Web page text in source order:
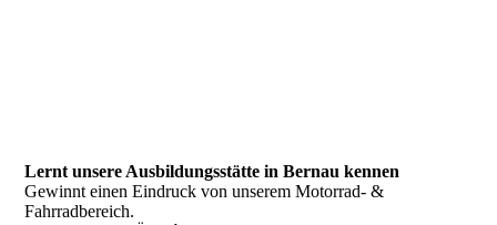
Lernt unsere Ausbildungsstätte in Bernau kennen
Gewinnt einen Eindruck von unserem Motorrad- &
Fahrradbereich.